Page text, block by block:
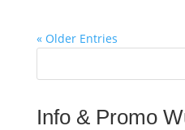
« Older Entries
Info & Promo